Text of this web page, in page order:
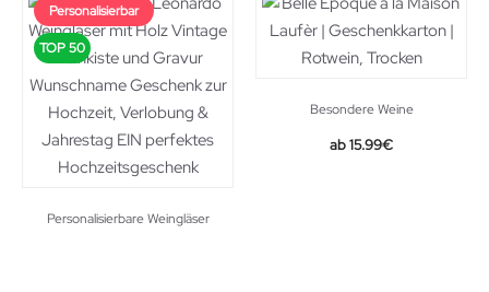
Personalisierbar
TOP 50
Personalisierbare Weingläser
Besondere Weine
15.99€